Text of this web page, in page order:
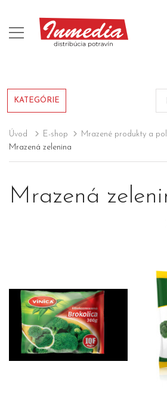
KATEGÓRIE
Úvod E-shop
Mrazené produkty a
Mrazená zelenina
Mrazená